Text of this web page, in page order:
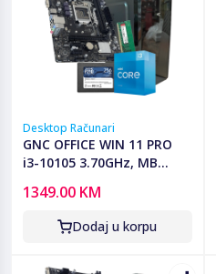
Desktop Računari
GNC OFFICE WIN 11 PRO
i3-10105 3.70GHz, MB
2,5 240GB , Kućište sa
napajanjem 500W, 2Y
1349.00 KM
Dodaj u korpu